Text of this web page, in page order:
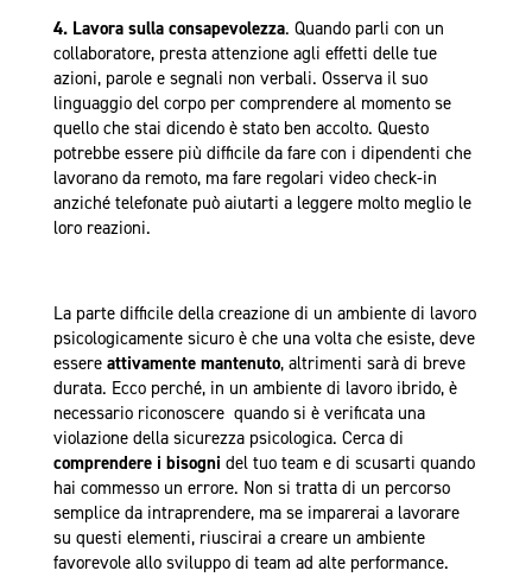
4. Lavora sulla consapevolezza. Quando parli con un
collaboratore, presta attenzione agli effetti delle tue
azioni, parole e segnali non verbali. Osserva il suo
linguaggio del corpo per comprendere al momento se
quello che stai dicendo è stato ben accolto. Questo
potrebbe essere più difficile da fare con i dipendenti che
lavorano da remoto, ma fare regolari video check-in
anziché telefonate può aiutarti a leggere molto meglio le
loro reazioni.
La parte difficile della creazione di un ambiente di lavoro
psicologicamente sicuro è che una volta che esiste, deve
essere attivamente mantenuto, altrimenti sarà di breve
durata. Ecco perché, in un ambiente di lavoro ibrido, è
necessario riconoscere quando si è verificata una
violazione della sicurezza psicologica. Cerca di
comprendere i bisogni del tuo team e di scusarti quando
hai commesso un errore. Non si tratta di un percorso
semplice da intraprendere, ma se imparerai a lavorare
su questi elementi, riuscirai a creare un ambiente
favorevole allo sviluppo di team ad alte performance.